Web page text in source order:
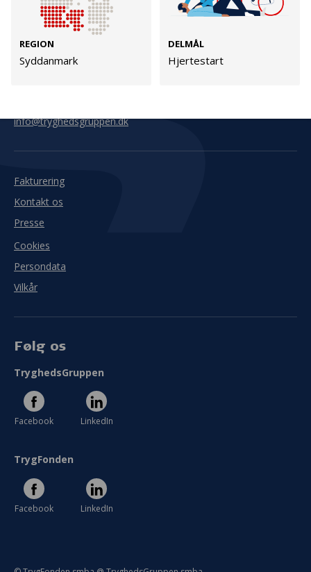
REGION
Syddanmark
DELMÅL
Hjertestart
TrygFonden
45 26 08 00
info@trygfonden.dk
info@tryghedsgruppen.dk
Hummeltoftevej 49
Denmark
Vis vej hertil
Fakturering
Kontakt os
Presse
Cookies
Persondata
Vilkår
Følg os
TryghedsGruppen
Facebook LinkedIn
TrygFonden
Facebook LinkedIn